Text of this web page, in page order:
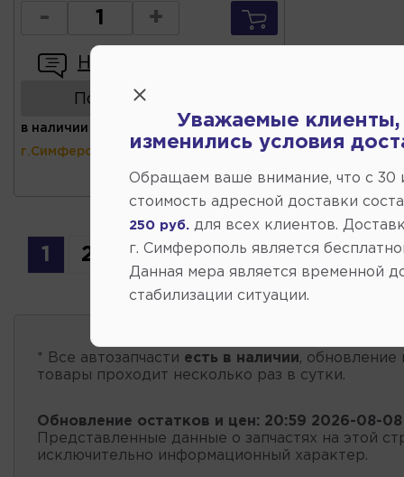
- +
Написать отзыв
Показать аналоги
в наличии (ул.Коммунальная 43,
г.Симферополь)
1 2 3 4 5
* Все автозапчасти есть в наличии, обновление
товары проходит несколько раз в сутки.
Обновление остатков и цен: 20:59 2026-08-08
Представленные данные о запчастях на этой
исключительно информационный характер.
Уважаемые клиенты,
изменились условия
Обращаем ваше внимание, что c 30
стоимость адресной доставки
250 руб. для всех клиентов.
г. Симферополь является
Данная мера является временной
стабилизации ситуации.